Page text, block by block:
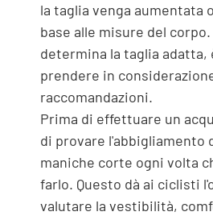
la taglia venga aumentata
base alle misure del corpo.
determina la taglia
prendere in
raccomandazioni.
Prima di effettuare un
di provare l'abbigliamento
maniche corte ogni volta
farlo. Questo dà ai ciclisti
valutare la vestibilità,